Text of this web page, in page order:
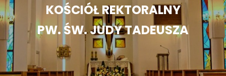
KOŚCIÓŁ REKTORALNY
PW. ŚW. JUDY TADEUSZA